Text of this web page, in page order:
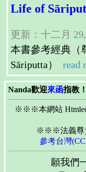
Life of
更新：十二月 29,
本書參考經典（
Sāriputta）
read
Nanda歡迎來函指教！
※※※本網站 Htmled
※※※法義尊
參考台灣
願我們